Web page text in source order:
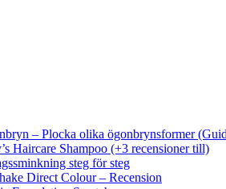
– Plocka olika ögonbrynsformer
Haircare Shampoo (+3 recensioner till)
steg för steg
Direct Colour – Recension